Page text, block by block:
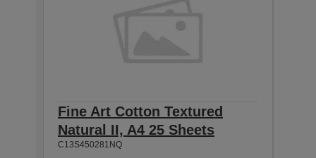
Fine Art Cotton Textured
Natural II, A4 25 Sheets
C13S450281NQ